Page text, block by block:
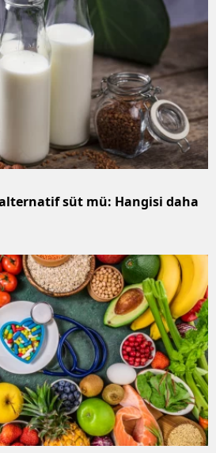
süt mü: Hangisi daha